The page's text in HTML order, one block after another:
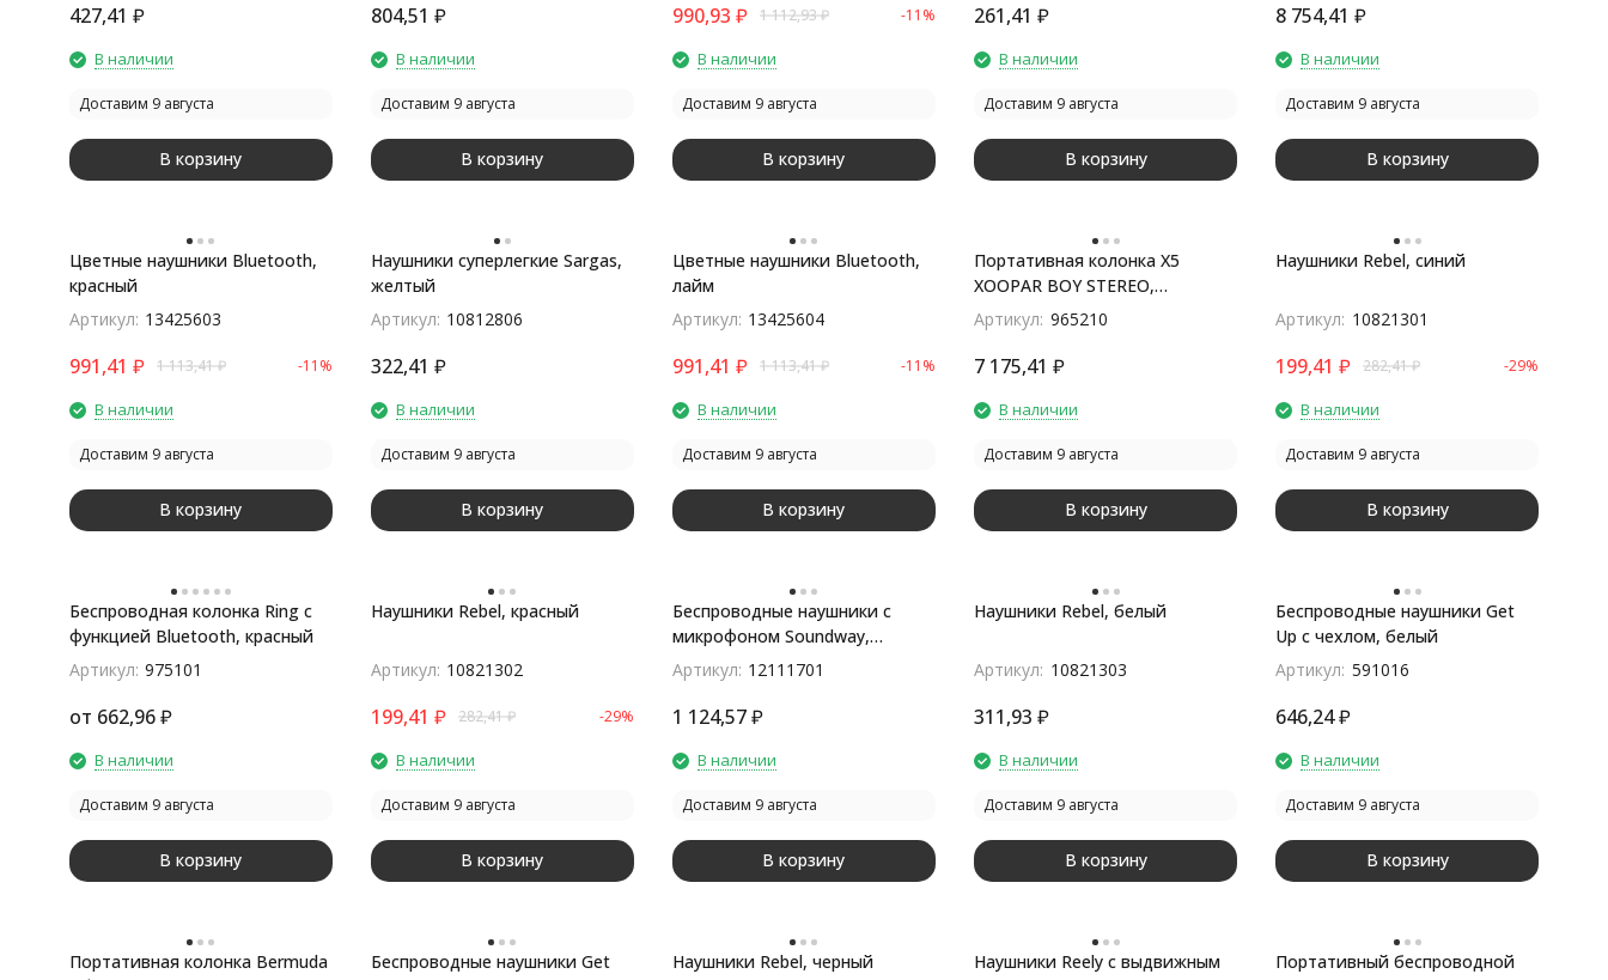
427,41 ₽
В наличии
Доставим 9 августа
В корзину
804,51 ₽
В наличии
Доставим 9 августа
В корзину
990,93 ₽ 1 112,93₽ -11%
В наличии
Доставим 9 августа
В корзину
261,41 ₽
В наличии
Доставим 9 августа
В корзину
8 754,41 ₽
В наличии
Доставим 9 августа
В корзину
Цветные наушники Bluetooth,
красный
Артикул: 13425603
991,41 ₽ 1 113,41₽ -11%
В наличии
Доставим 9 августа
В корзину
Наушники суперлегкие Sargas,
желтый
Артикул: 10812806
322,41 ₽
В наличии
Доставим 9 августа
В корзину
Цветные наушники Bluetooth,
лайм
Артикул: 13425604
991,41 ₽ 1 113,41₽ -11%
В наличии
Доставим 9 августа
В корзину
Портативная колонка X5
XOOPAR BOY STEREO,
серебристый
Артикул: 965210
7 175,41 ₽
В наличии
Доставим 9 августа
В корзину
Наушники Rebel, синий
Артикул: 10821301
199,41 ₽ 282,41₽ -29%
В наличии
Доставим 9 августа
В корзину
Беспроводная колонка Ring с
функцией Bluetooth, красный
Артикул: 975101
от 662,96 ₽
В наличии
Доставим 9 августа
В корзину
Наушники Rebel, красный
Артикул: 10821302
199,41 ₽ 282,41₽ -29%
В наличии
Доставим 9 августа
В корзину
Беспроводные наушники с
микрофоном Soundway,
черный/красный
Артикул: 12111701
1 124,57₽
В наличии
Доставим 9 августа
В корзину
Наушники Rebel, белый
Артикул: 10821303
311,93 ₽
В наличии
Доставим 9 августа
В корзину
Беспроводные наушники Get
Up с чехлом, белый
Артикул: 591016
646,24₽
В наличии
Доставим 9 августа
В корзину
Портативная колонка Bermuda
Беспроводные наушники Get
Наушники Rebel, черный
Наушники Reely с выдвижным
Портативный беспроводной